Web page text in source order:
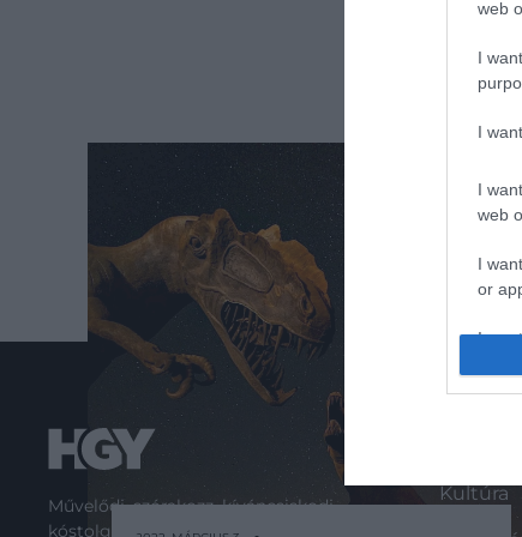
web
I
I
I
web
I
or
I
I
Művelődj, szórakozz, kíváncsiskodj,
kóstolgass
Kultúra